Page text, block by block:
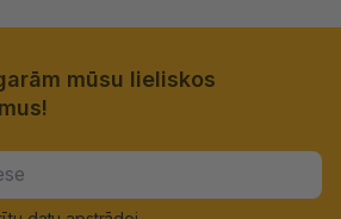
mūsu lieliskos